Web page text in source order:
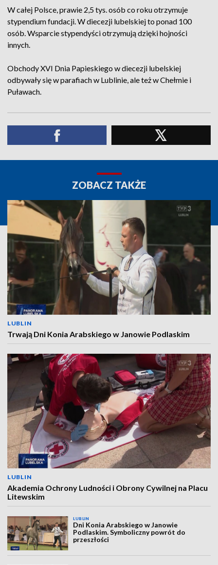
W całej Polsce, prawie 2,5 tys. osób co roku otrzymuje
stypendium fundacji. W diecezji lubelskiej to ponad 100
osób. Wsparcie stypendyści otrzymują dzięki hojności
innych.
Obchody XVI Dnia Papieskiego w diecezji lubelskiej
odbywały się w parafiach w Lublinie, ale też w Chełmie i
Puławach.
ZOBACZ TAKŻE
LUBLIN
Trwają Dni Konia Arabskiego w Janowie Podlaskim
LUBLIN
Akademia Ochrony Ludności i Obrony Cywilnej na Placu
Litewskim
LUBLIN
Dni Konia Arabskiego w Janowie
Podlaskim. Symboliczny powrót do
przeszłości